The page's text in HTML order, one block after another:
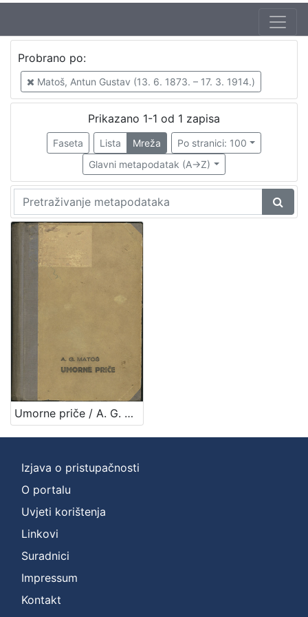
Probrano po:
Matoš, Antun Gustav (13. 6. 1873. – 17. 3. 1914.)
Prikazano 1-1 od 1 zapisa
Faseta Lista Mreža
Po stranici: 100
Glavni metapodatak (A->Z)
Umorne priče / A. G. Matoš
Izjava o pristupačnosti
O portalu
Uvjeti korištenja
Linkovi
Suradnici
Impressum
Kontakt